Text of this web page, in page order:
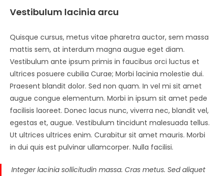
Vestibulum lacinia arcu
Quisque cursus, metus vitae pharetra auctor, sem massa
mattis sem, at interdum magna augue eget diam.
Vestibulum ante ipsum primis in faucibus orci luctus et
ultrices posuere cubilia Curae; Morbi lacinia molestie dui.
Praesent blandit dolor. Sed non quam. In vel mi sit amet
augue congue elementum. Morbi in ipsum sit amet pede
facilisis laoreet. Donec lacus nunc, viverra nec, blandit vel,
egestas et, augue. Vestibulum tincidunt malesuada tellus.
Ut ultrices ultrices enim. Curabitur sit amet mauris. Morbi
in dui quis est pulvinar ullamcorper. Nulla facilisi.
Integer lacinia sollicitudin massa. Cras metus. Sed aliquet